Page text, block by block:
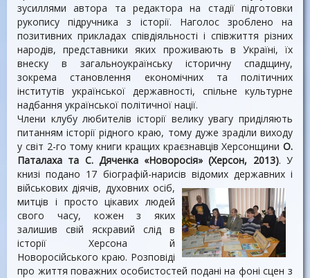
зусиллями автора та редактора на стадії підготовки
рукопису підручника з історії. Наголос зроблено на
позитивних прикладах співдіяльності і співжиття різних
народів, представники яких проживають в Україні, їх
внеску в загальноукраїнську історичну спадщину,
зокрема становлення економічних та політичних
інститутів української державності, спільне культурне
надбання української політичної нації.
Члени клубу любителів історії велику увагу приділяють
питанням історії рідного краю, тому дуже зраділи виходу
у світ 2-го тому книги кращих краєзнавців Херсонщини О.
Паталаха та С. Дяченка «Новоросія» (Херсон, 2013). У
книзі подано 17 біографій-нарисів відомих державних і
військових діячів, духовних осіб,
митців і просто цікавих людей
свого часу, кожен з яких
залишив свій яскравий слід в
історії Херсона й
Новоросійського краю. Розповіді
про життя поважних особистостей подані на фоні сцен з